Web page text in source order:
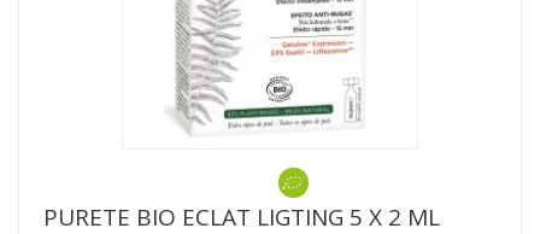
PURETE BIO ECLAT LIGTING 5 X 2 ML